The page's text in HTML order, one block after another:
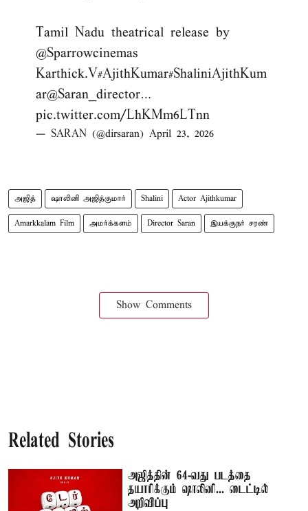
Tamil Nadu theatrical release by
@Sparrowcinemas
Karthick.V#AjithKumar#ShaliniAjithKum
ar@Saran_director…
pic.twitter.com/LhKMm6LTnn
— SARAN (@dirsaran) April 23, 2026
அஜித் ஷாலினி அஜித்குமார் Shalini Actor Ajithkumar
Amarkkalam Film அமர்க்களம் Director Saran இயக்குநர் சரண்
Show Comments
Related Stories
அஜித்தின் 64-வது படத்தை
தயாரிக்கும் ஷாலினி... டைட்டில்
அறிவிப்பு